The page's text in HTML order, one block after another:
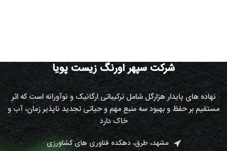
شرکت سپهر اورنگ زیست پویا
نهاده های پایدار هزارگل شامل ترکیباتی ارگانیک و نوآورانه است که اثر
مستقیم بر حفظ و بهبود سه منبع مهم و حیاتی تجدید ناپذیر زمان، آب و
خاک دارد
مشهد، طرق، دهکده فناوری های کشاورزی